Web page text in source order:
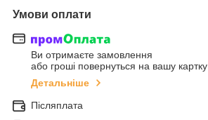
Умови оплати
Ви отримаєте замовлення
або гроші повернуться на вашу картку
Детальніше
Післяплата